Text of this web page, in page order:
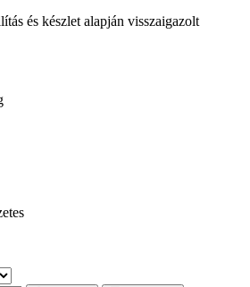
és készlet alapján visszaigazolt